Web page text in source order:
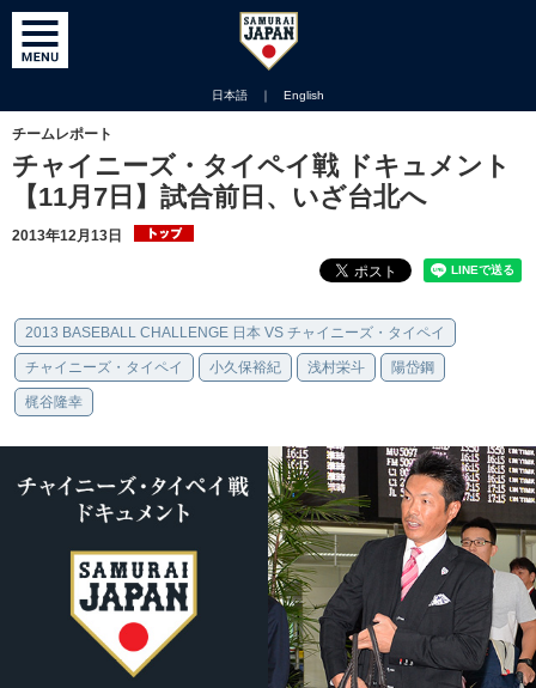
日本語 ｜ English
チームレポート
チャイニーズ・タイペイ戦 ドキュメント
【11月7日】試合前日、いざ台北へ
2013年12月13日
2013 BASEBALL CHALLENGE 日本 VS チャイニーズ・タイペイ
チャイニーズ・タイペイ 小久保裕紀 浅村栄斗 陽岱鋼
梶谷隆幸